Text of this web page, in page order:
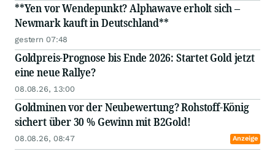
**Yen vor Wendepunkt? Alphawave erholt sich –
Newmark kauft in Deutschland**
gestern 07:48
Goldpreis-Prognose bis Ende 2026: Startet Gold jetzt
eine neue Rallye?
08.08.26, 13:00
Goldminen vor der Neubewertung? Rohstoff-König
sichert über 30 % Gewinn mit B2Gold!
08.08.26, 08:47 Anzeige